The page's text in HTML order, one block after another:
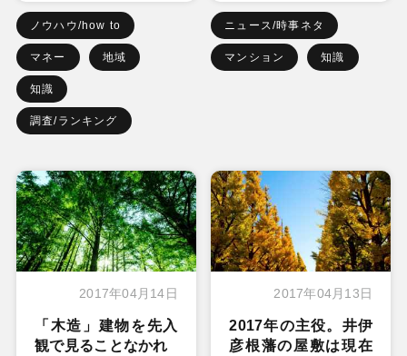
ノウハウ/how to
マネー 地域
知識
調査/ランキング
ニュース/時事ネタ
マンション 知識
2017年04月14日
「木造」建物を先入
観で見ることなかれ
2017年04月13日
2017年の主役。井伊
彦根藩の屋敷は現在